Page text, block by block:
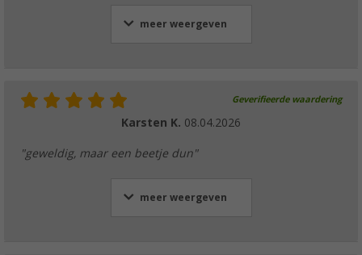
meer weergeven
Geverifieerde waardering
Karsten K. 08.04.2026
"geweldig, maar een beetje dun"
meer weergeven